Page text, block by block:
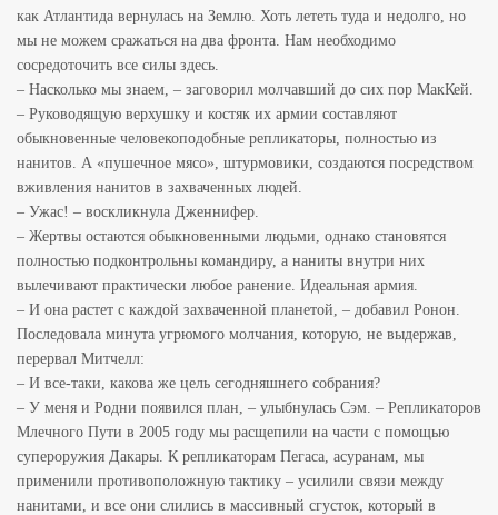
как Атлантида вернулась на Землю. Хоть лететь туда и недолго, но
мы не можем сражаться на два фронта. Нам необходимо
сосредоточить все силы здесь.
– Насколько мы знаем, – заговорил молчавший до сих пор МакКей.
– Руководящую верхушку и костяк их армии составляют
обыкновенные человекоподобные репликаторы, полностью из
нанитов. А «пушечное мясо», штурмовики, создаются посредством
вживления нанитов в захваченных людей.
– Ужас! – воскликнула Дженнифер.
– Жертвы остаются обыкновенными людьми, однако становятся
полностью подконтрольны командиру, а наниты внутри них
вылечивают практически любое ранение. Идеальная армия.
– И она растет с каждой захваченной планетой, – добавил Ронон.
Последовала минута угрюмого молчания, которую, не выдержав,
перервал Митчелл:
– И все-таки, какова же цель сегодняшнего собрания?
– У меня и Родни появился план, – улыбнулась Сэм. – Репликаторов
Млечного Пути в 2005 году мы расщепили на части с помощью
супероружия Дакары. К репликаторам Пегаса, асуранам, мы
применили противоположную тактику – усилили связи между
нанитами, и все они слились в массивный сгусток, который в